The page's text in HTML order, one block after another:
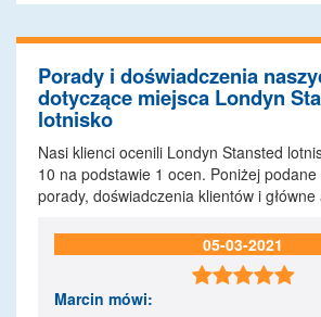
Porady i doświadczenia
dotyczące miejsca Londyn
lotnisko
Nasi klienci ocenili Londyn Stansted
10 na podstawie 1 ocen. Poniżej
porady, doświadczenia klientów i główne
05-03-2021

Marcin mówi: